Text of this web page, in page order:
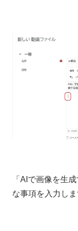
「AIで画像を生
な事項を入力しま